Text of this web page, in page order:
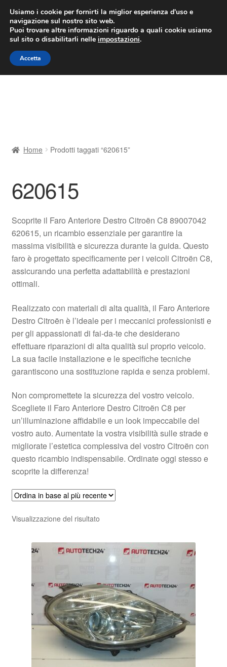
CONSEGNA da 7 EUR
Lun-Ven 9:00 - 16:00/800 580 290
Vai
alla
navigazione
Vai
al
contenuto
Contatto
Il mio account
Pagamenti
Politica sulla riservatezza
Registratore di cassa
Rimostranza
Spedizione in tutto il mondo
Termini e condizioni
Home Prodotti taggati “620615”
620615
Scoprite il Faro Anteriore Destro Citroën C8 89007042
620615, un ricambio essenziale per garantire la
massima visibilità e sicurezza durante la guida. Questo
faro è progettato specificamente per i veicoli Citroën C8,
assicurando una perfetta adattabilità e prestazioni
ottimali.
Realizzato con materiali di alta qualità, il Faro Anteriore
Destro Citroën è l’ideale per i meccanici professionisti e
per gli appassionati di fai-da-te che desiderano
effettuare riparazioni di alta qualità sul proprio veicolo.
La sua facile installazione e le specifiche tecniche
garantiscono una sostituzione rapida e senza problemi.
Non compromettete la sicurezza del vostro veicolo.
Scegliete il Faro Anteriore Destro Citroën C8 per
un’illuminazione affidabile e un look impeccabile del
vostro auto. Aumentate la vostra visibilità sulle strade e
migliorate l’estetica complessiva del vostro Citroën con
questo ricambio indispensabile. Ordinate oggi stesso e
scoprite la differenza!
Visualizzazione del risultato
Usiamo i cookie per fornirti la miglior esperienza d'uso e
navigazione sul nostro sito web.
Puoi trovare altre informazioni riguardo a quali cookie usiamo
sul sito o disabilitarli nelle impostazioni.
Accetta